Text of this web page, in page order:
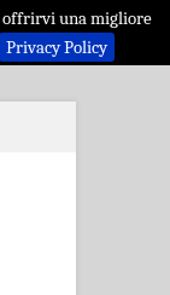
offrirvi una migliore
Privacy Policy